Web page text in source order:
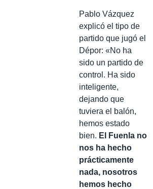
Pablo Vázquez
explicó el tipo de
partido que jugó el
Dépor: «No ha
sido un partido de
control. Ha sido
inteligente,
dejando que
tuviera el balón,
hemos estado
bien. El Fuenla no
nos ha hecho
prácticamente
nada, nosotros
hemos hecho